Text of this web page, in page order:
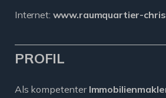
Internet: www.raumquartier-
PROFIL
Als kompetenter